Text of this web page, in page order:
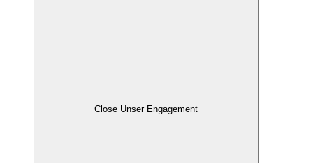
Close Unser Engagement